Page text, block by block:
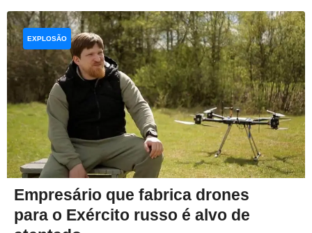
Empresário que fabrica drones
para o Exército russo é alvo de
EXPLOSÃO